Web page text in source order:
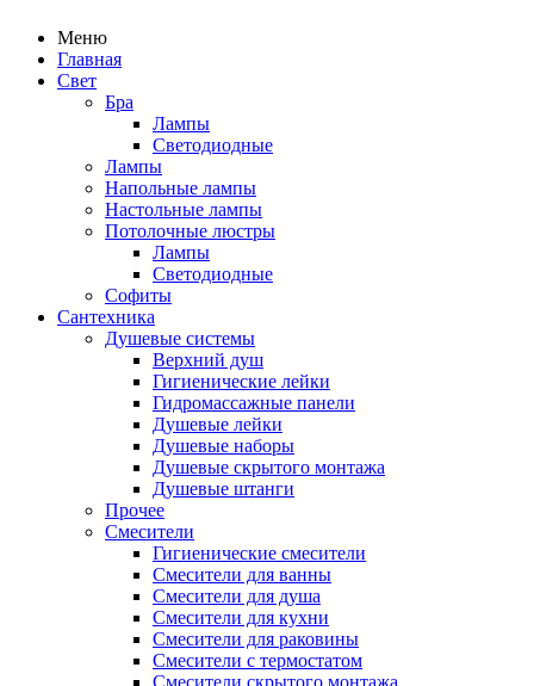
Меню
Главная
Свет
Бра
Лампы
Светодиодные
Лампы
Напольные лампы
Настольные лампы
Потолочные люстры
Лампы
Светодиодные
Софиты
Сантехника
Душевые системы
Верхний душ
Гигиенические лейки
Гидромассажные панели
Душевые лейки
Душевые наборы
Душевые скрытого монтажа
Душевые штанги
Прочее
Смесители
Гигиенические смесители
Смесители для ванны
Смесители для душа
Смесители для кухни
Смесители для раковины
Смесители с термостатом
Смесители скрытого монтажа